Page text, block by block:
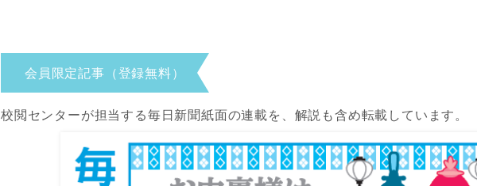
会員限定記事（登録無料）
校閲センターが担当する毎日新聞紙面の連載を、解説も含め転載しています。